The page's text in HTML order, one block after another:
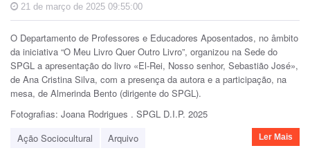
21 de março de 2025 09:55:00
O Departamento de Professores e Educadores Aposentados, no âmbito
da iniciativa “O Meu Livro Quer Outro Livro”, organizou na Sede do
SPGL a apresentação do livro «El-Rei, Nosso senhor, Sebastião José»,
de Ana Cristina Silva, com a presença da autora e a participação, na
mesa, de Almerinda Bento (dirigente do SPGL).
Fotografias: Joana Rodrigues . SPGL D.I.P. 2025
Ação Sociocultural
Arquivo Ler Mais